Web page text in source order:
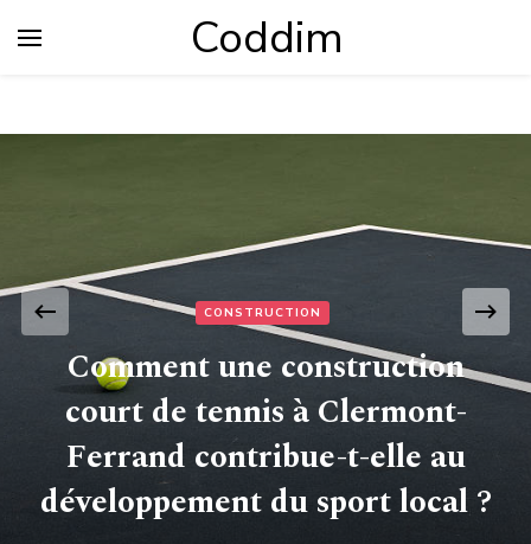
Coddim
CONSTRUCTION
Comment une construction
court de tennis à Clermont-
Ferrand contribue-t-elle au
développement du sport local ?